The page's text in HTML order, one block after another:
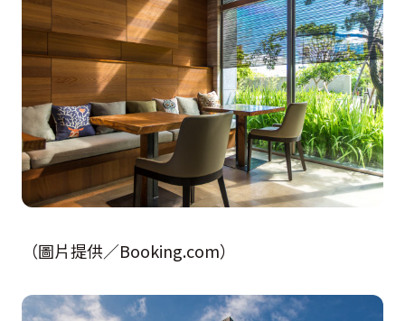
（圖片提供／Booking.com）